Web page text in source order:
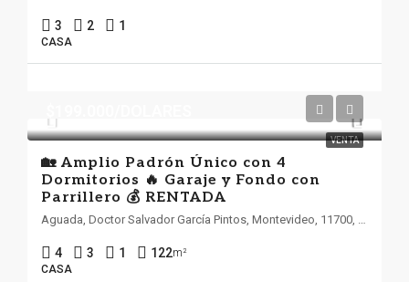
3 2 1
CASA
VENTA
🏡 Amplio Padrón Único con 4
Dormitorios 🔥 Garaje y Fondo con
Parrillero 💰 RENTADA
Aguada, Doctor Salvador García Pintos, Montevideo, 11700, Uruguay
4 3 1 122m²
CASA